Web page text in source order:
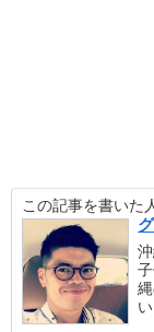
この記事を書いた